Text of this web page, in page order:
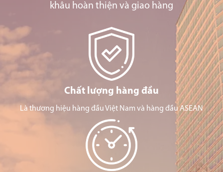
khâu hoàn thiện và giao hàng
Chất lượng hàng đầu
Là thương hiệu hàng đầu Việt Nam và hàng đầu ASEAN